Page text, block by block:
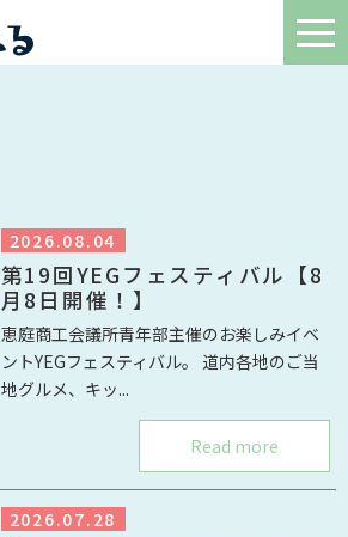
2026.08.04
第19回YEGフェスティバル【8
月8日開催！】
恵庭商工会議所青年部主催のお楽しみイベ
ントYEGフェスティバル。 道内各地のご当
地グルメ、キッ...
Read more
2026.07.28